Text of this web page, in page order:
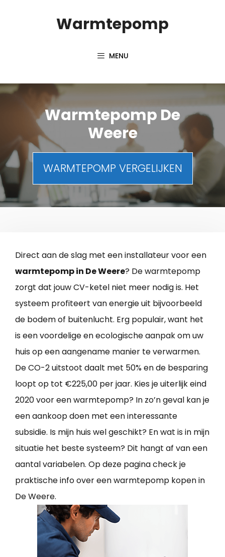
Warmtepomp
MENU
Warmtepomp De
Weere
WARMTEPOMP VERGELIJKEN
Direct aan de slag met een installateur voor een
warmtepomp in De Weere? De warmtepomp
zorgt dat jouw CV-ketel niet meer nodig is. Het
systeem profiteert van energie uit bijvoorbeeld
de bodem of buitenlucht. Erg populair, want het
is een voordelige en ecologische aanpak om uw
huis op een aangename manier te verwarmen.
De CO-2 uitstoot daalt met 50% en de besparing
loopt op tot €225,00 per jaar. Kies je uiterlijk eind
2020 voor een warmtepomp? In zo’n geval kan je
een aankoop doen met een interessante
subsidie. Is mijn huis wel geschikt? En wat is in mijn
situatie het beste systeem? Dit hangt af van een
aantal variabelen. Op deze pagina check je
praktische info over een warmtepomp kopen in
De Weere.